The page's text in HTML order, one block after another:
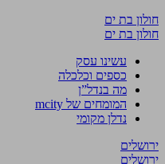
חולון בת ים
חולון בת ים
עשינו עסק
כספים וכלכלה
מה בנדל”ן
המומחים של mcity
נדלן מקומי
ירושלים
ירושלים